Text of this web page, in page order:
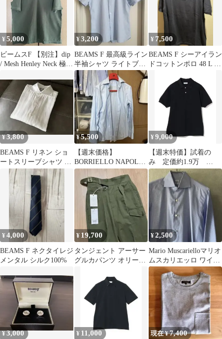
¥5,000
ビームスF 【別注】dip
/ Mesh Henley Neck 極美
¥3,200
BEAMS F 最高級ライン
半袖シャツ ライトブル
ー L
¥ 7,500
BEAMS F シーアイラン
ドコットンポロ 48 L ネ
¥3,800
BEAMS F リネン ショ
ートスリーブシャツ ホ
ワイト サイズM
¥5,500
【週末価格】
BORRIELLO NAPOLI
長袖シャツ ブルー
¥9,000
【週末特価】試着の
み 定価約1.9万
ELACIO / カノコ ポロ
シャツ
¥4,000
BEAMS F ネクタイレジ
メンタル シルク100%
¥ 19,700
タンジェント アーサー
グルカパンツ オリーブ
¥2,500
Mario Muscarielloマリオ
ムスカリエッロ ワイド
カラードレスシャツ
¥3,000 ¥ 11,000 現在 ¥7,400